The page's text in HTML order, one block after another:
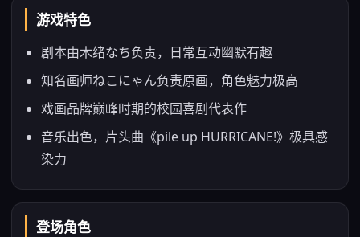
游戏特色
剧本由木绪なち负责，日常互动幽默有趣
知名画师ねこにゃん负责原画，角色魅力极高
戏画品牌巅峰时期的校园喜剧代表作
音乐出色，片头曲《pile up HURRICANE!》极具感
染力
登场角色